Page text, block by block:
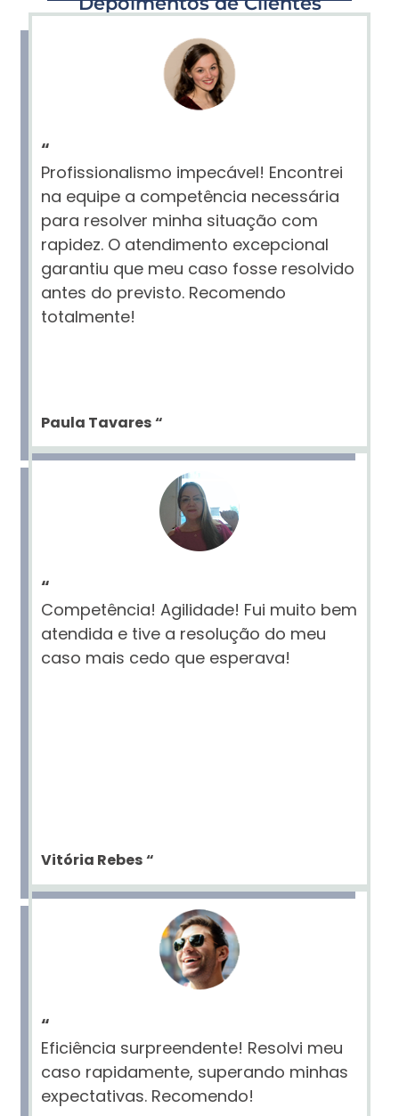
“
Profissionalismo impecável! Encontrei
na equipe a competência necessária
para resolver minha situação com
rapidez. O atendimento excepcional
garantiu que meu caso fosse resolvido
antes do previsto. Recomendo
totalmente!
Paula Tavares“
“
Competência! Agilidade! Fui muito bem
atendida e tive a resolução do meu
caso mais cedo que esperava!
Vitória Rebes“
“
Eficiência surpreendente! Resolvi meu
caso rapidamente, superando minhas
expectativas. Recomendo!